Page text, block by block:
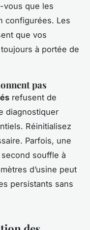
vous que les
configurées. Les
que vos
à portée de
pas
refusent de
diagnostiquer
Réinitialisez
Parfois, une
souffle à
d’usine peut
persistants sans